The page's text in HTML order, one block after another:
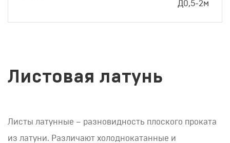
Д0,5-2м
Листовая латунь
Листы латунные – разновидность плоского проката
из латуни. Различают холоднокатанные и